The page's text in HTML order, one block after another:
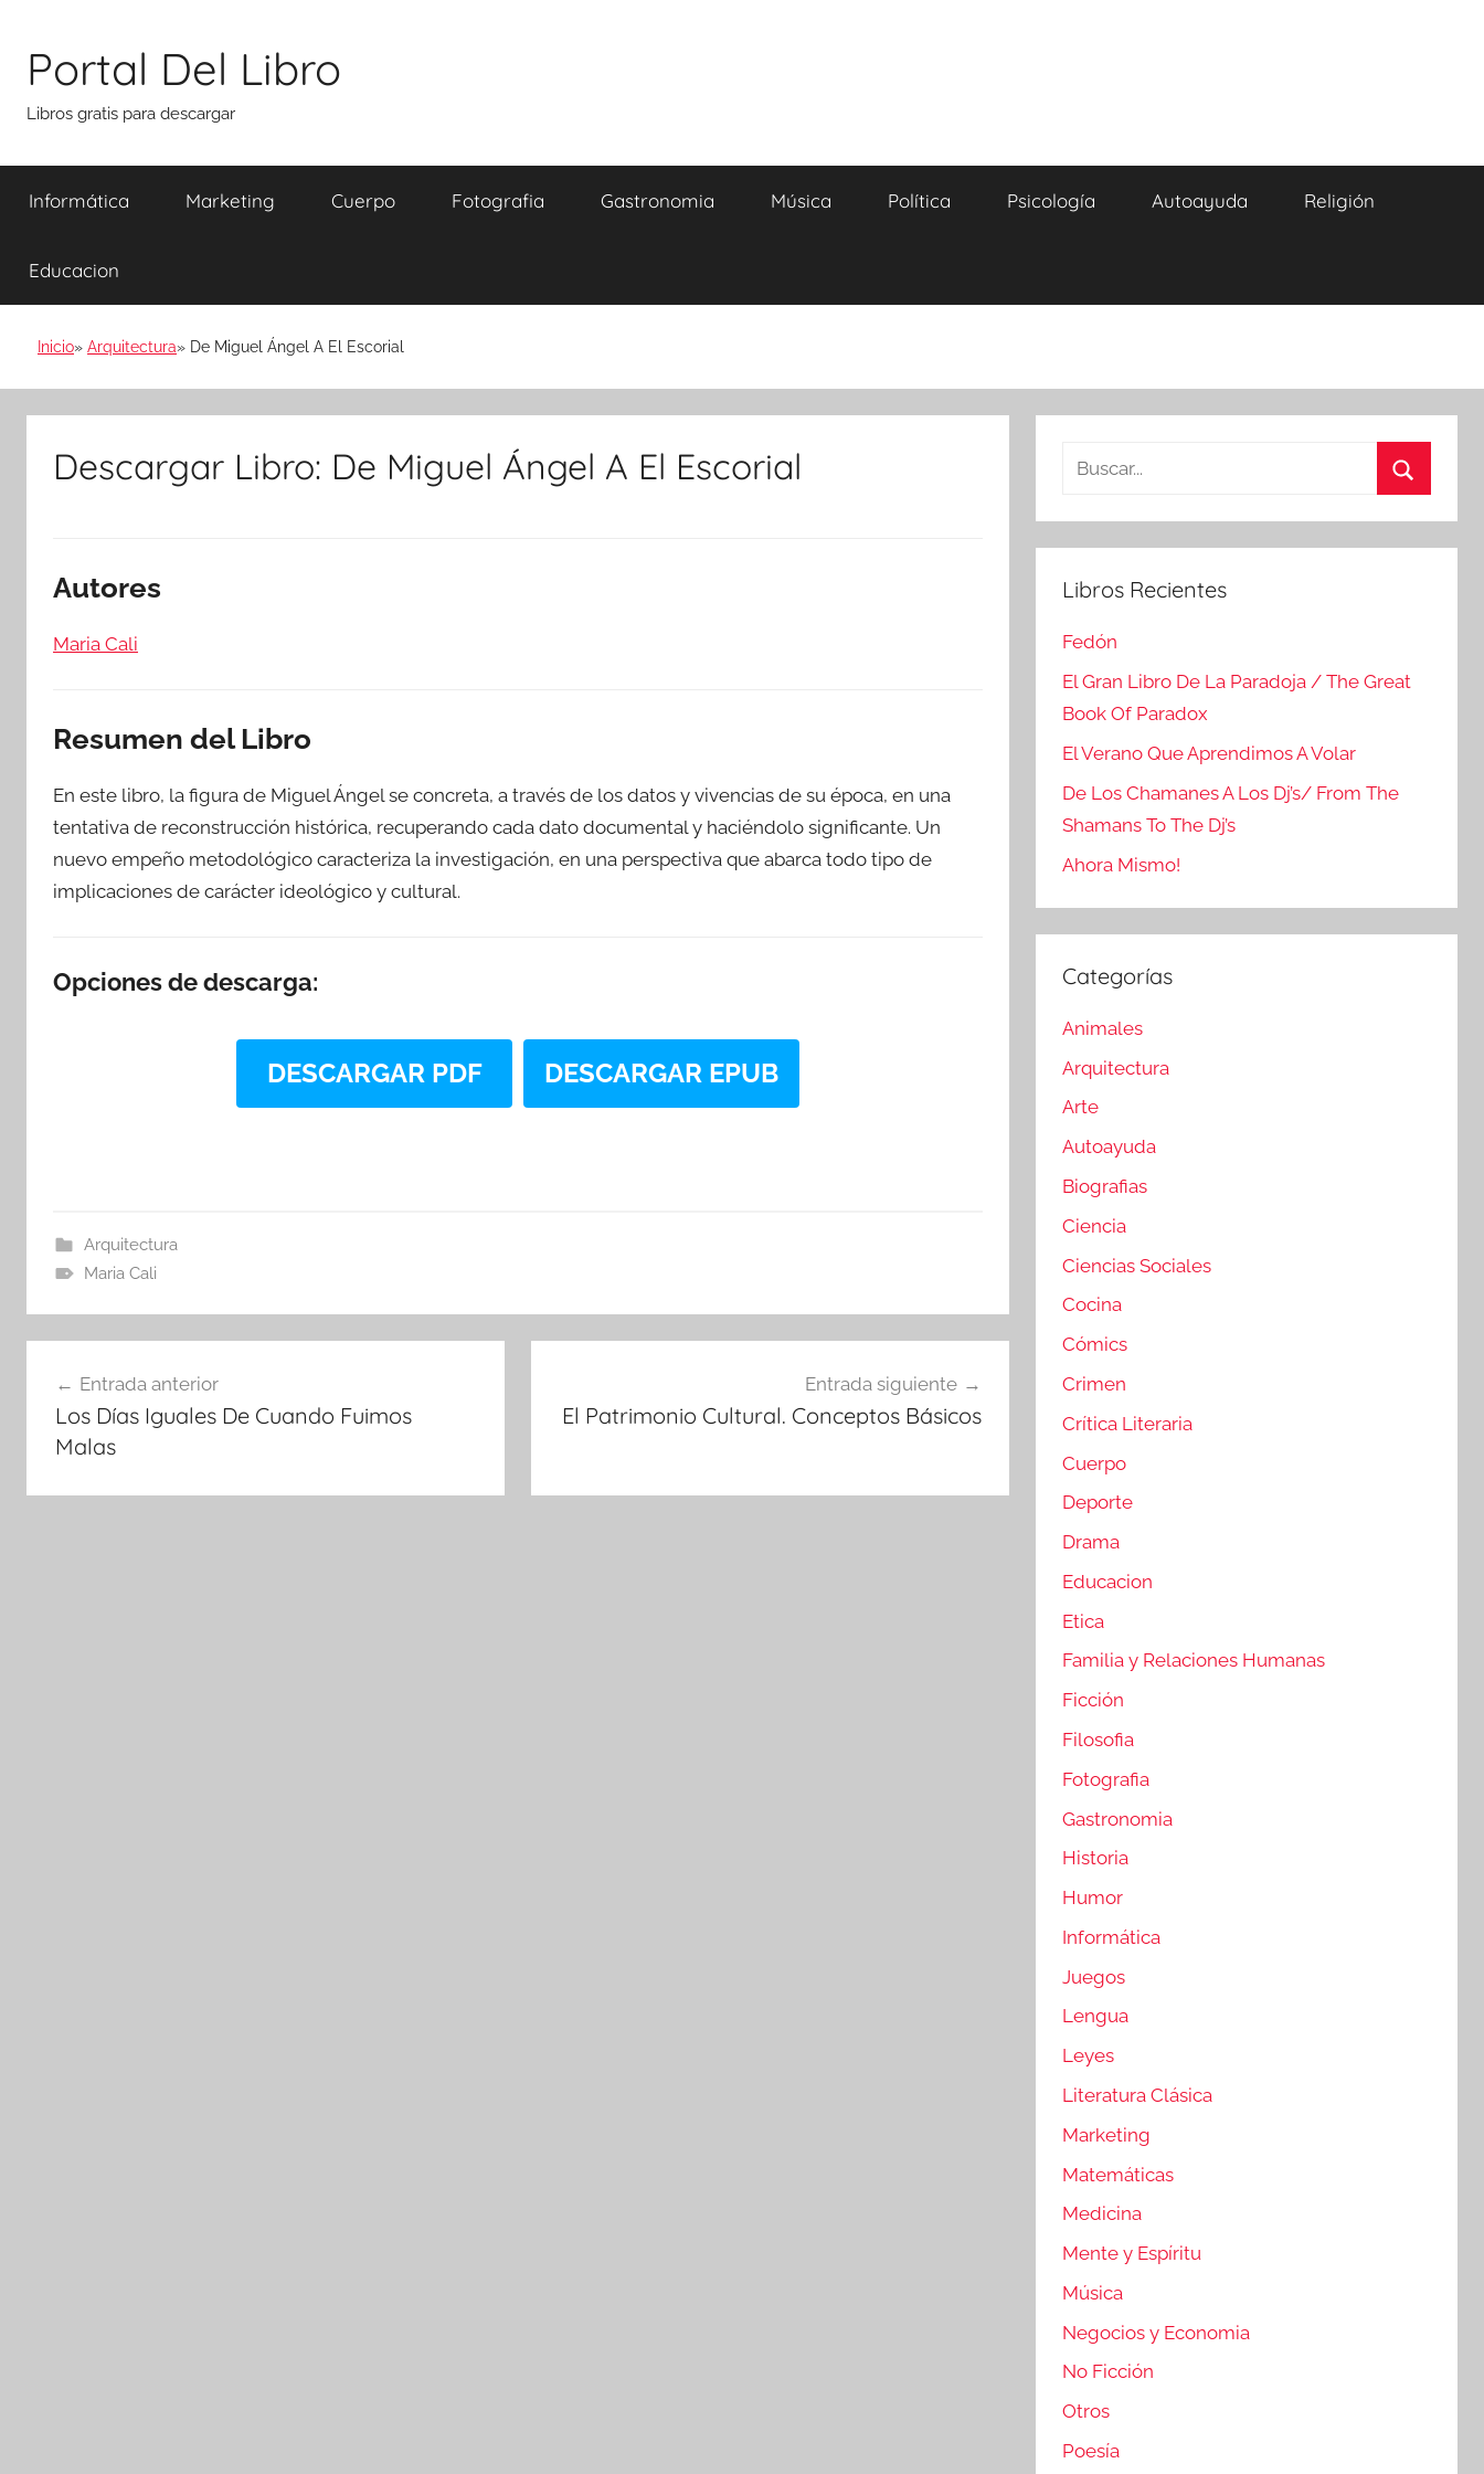
contenido
Portal Del Libro
Libros gratis para descargar
Informática Marketing Cuerpo Fotografia Gastronomia Música Política Psicología Autoayuda Religión
Educacion
Inicio Arquitectura De Miguel Ángel A El Escorial
Descargar Libro: De Miguel Ángel A El Escorial
Autores
Maria Cali
Resumen del Libro
En este libro, la figura de Miguel Ángel se concreta, a través de los datos y vivencias de su época, en una
tentativa de reconstrucción histórica, recuperando cada dato documental y haciéndolo significante. Un
nuevo empeño metodológico caracteriza la investigación, en una perspectiva que abarca todo tipo de
implicaciones de carácter ideológico y cultural.
Opciones de descarga:
DESCARGAR PDF DESCARGAR EPUB
Arquitectura
Maria Cali
de
entradas
Entrada anterior
Los Días Iguales De Cuando Fuimos
Malas
Entrada siguiente
El Patrimonio Cultural. Conceptos Básicos
Buscar:
Libros Recientes
Fedón
El Gran Libro De La Paradoja / The Great
Book Of Paradox
El Verano Que Aprendimos A Volar
De Los Chamanes A Los Dj’s/ From The
Shamans To The Dj’s
Ahora Mismo!
Categorías
Animales
Arquitectura
Arte
Autoayuda
Biografias
Ciencia
Ciencias Sociales
Cocina
Cómics
Crimen
Crítica Literaria
Cuerpo
Deporte
Drama
Educacion
Etica
Familia y Relaciones Humanas
Ficción
Filosofia
Fotografia
Gastronomia
Historia
Humor
Informática
Juegos
Lengua
Leyes
Literatura Clásica
Marketing
Matemáticas
Medicina
Mente y Espíritu
Música
Negocios y Economia
No Ficción
Otros
Poesía